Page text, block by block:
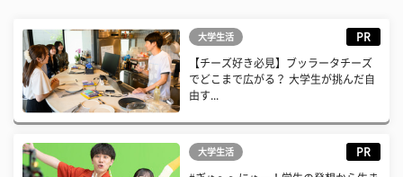
大学生活 PR
【チーズ好き必見】ブッラータチーズ
でどこまで広がる？ 大学生が挑んだ自
由す...
大学生活 PR